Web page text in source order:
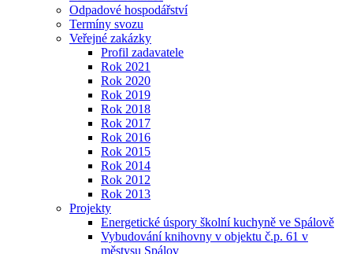
Odpadové hospodářství
Termíny svozu
Veřejné zakázky
Profil zadavatele
Rok 2021
Rok 2020
Rok 2019
Rok 2018
Rok 2017
Rok 2016
Rok 2015
Rok 2014
Rok 2012
Rok 2013
Projekty
Energetické úspory školní kuchyně ve Spálově
Vybudování knihovny v objektu č.p. 61 v
městysu Spálov